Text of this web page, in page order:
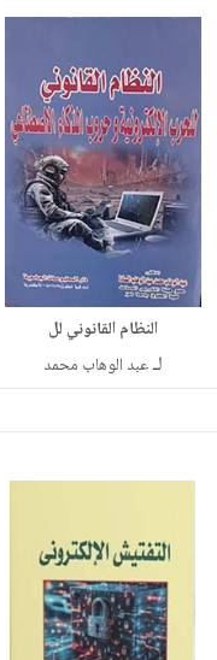
النظام القانوني لل
لـعبد الوهاب محمد